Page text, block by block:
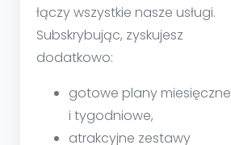
łączy wszystkie nasze usługi.
Subskrybując, zyskujesz
dodatkowo:
gotowe plany miesięczne
i tygodniowe,
atrakcyjne zestawy